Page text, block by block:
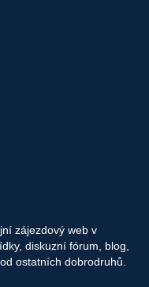
zájezdový web v
diskuzní fórum, blog,
ostatních dobrodruhů.